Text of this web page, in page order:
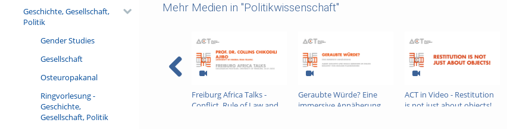
Geschichte, Gesellschaft,
Politik
Gender Studies
Gesellschaft
Osteuropakanal
Ringvorlesung -
Geschichte,
Gesellschaft, Politik
Mehr Medien in "Politikwissenschaft"
Freiburg Africa Talks -
Conflict, Rule of Law and
Geraubte Würde? Eine
immersive Annäherung
ACT in Video - Restitution
is not just about objects!